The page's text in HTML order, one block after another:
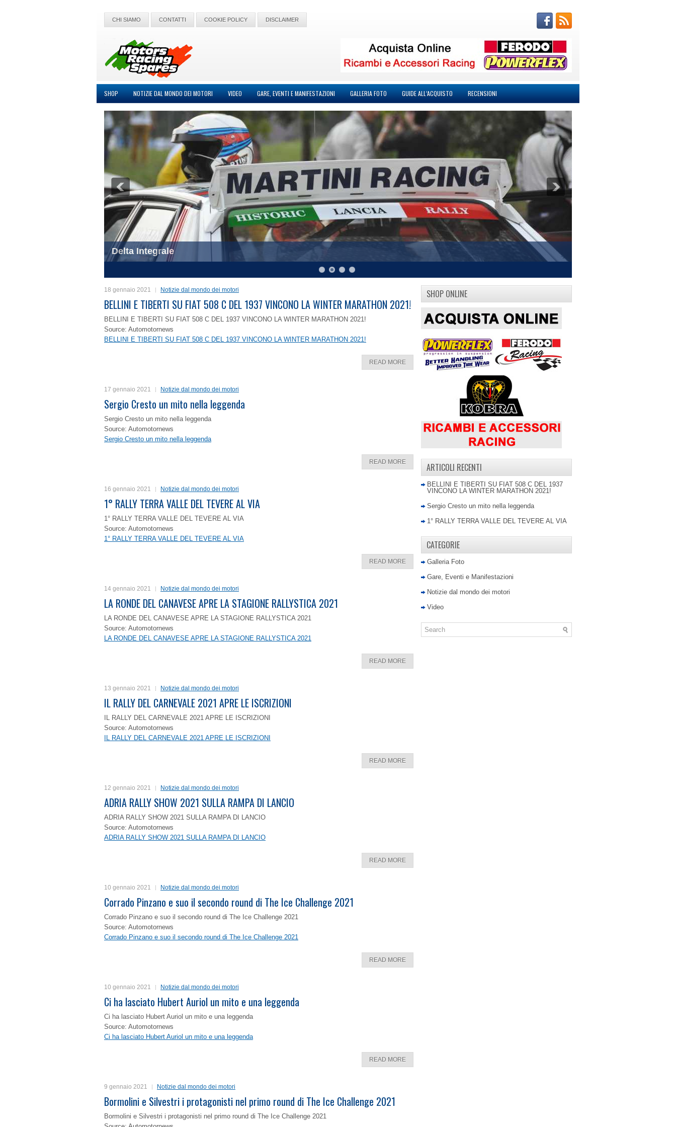
CHI SIAMO CONTATTI COOKIE POLICY DISCLAIMER
SHOP NOTIZIE DAL MONDO DEI MOTORI VIDEO GARE, EVENTI E MANIFESTAZIONI GALLERIA FOTO GUIDE ALL’ACQUISTO RECENSIONI
Delta Integrale
18 gennaio 2021 Notizie dal mondo dei motori
BELLINI E TIBERTI SU FIAT 508 C DEL 1937 VINCONO LA WINTER MARATHON 2021!
BELLINI E TIBERTI SU FIAT 508 C DEL 1937 VINCONO LA WINTER MARATHON 2021!
Source: Automotornews
BELLINI E TIBERTI SU FIAT 508 C DEL 1937 VINCONO LA WINTER MARATHON 2021!
READ MORE
17 gennaio 2021 Notizie dal mondo dei motori
Sergio Cresto un mito nella leggenda
Sergio Cresto un mito nella leggenda
Source: Automotornews
Sergio Cresto un mito nella leggenda
READ MORE
16 gennaio 2021 Notizie dal mondo dei motori
1° RALLY TERRA VALLE DEL TEVERE AL VIA
1° RALLY TERRA VALLE DEL TEVERE AL VIA
Source: Automotornews
1° RALLY TERRA VALLE DEL TEVERE AL VIA
READ MORE
14 gennaio 2021 Notizie dal mondo dei motori
LA RONDE DEL CANAVESE APRE LA STAGIONE RALLYSTICA 2021
LA RONDE DEL CANAVESE APRE LA STAGIONE RALLYSTICA 2021
Source: Automotornews
LA RONDE DEL CANAVESE APRE LA STAGIONE RALLYSTICA 2021
READ MORE
13 gennaio 2021 Notizie dal mondo dei motori
IL RALLY DEL CARNEVALE 2021 APRE LE ISCRIZIONI
IL RALLY DEL CARNEVALE 2021 APRE LE ISCRIZIONI
Source: Automotornews
IL RALLY DEL CARNEVALE 2021 APRE LE ISCRIZIONI
READ MORE
12 gennaio 2021 Notizie dal mondo dei motori
ADRIA RALLY SHOW 2021 SULLA RAMPA DI LANCIO
ADRIA RALLY SHOW 2021 SULLA RAMPA DI LANCIO
Source: Automotornews
ADRIA RALLY SHOW 2021 SULLA RAMPA DI LANCIO
READ MORE
10 gennaio 2021 Notizie dal mondo dei motori
Corrado Pinzano e suo il secondo round di The Ice Challenge 2021
Corrado Pinzano e suo il secondo round di The Ice Challenge 2021
Source: Automotornews
Corrado Pinzano e suo il secondo round di The Ice Challenge 2021
READ MORE
10 gennaio 2021 Notizie dal mondo dei motori
Ci ha lasciato Hubert Auriol un mito e una leggenda
Ci ha lasciato Hubert Auriol un mito e una leggenda
Source: Automotornews
Ci ha lasciato Hubert Auriol un mito e una leggenda
READ MORE
9 gennaio 2021 Notizie dal mondo dei motori
Bormolini e Silvestri i protagonisti nel primo round di The Ice Challenge 2021
Bormolini e Silvestri i protagonisti nel primo round di The Ice Challenge 2021
SHOP ONLINE
ARTICOLI RECENTI
BELLINI E TIBERTI SU FIAT 508 C DEL 1937
VINCONO LA WINTER MARATHON 2021!
Sergio Cresto un mito nella leggenda
1° RALLY TERRA VALLE DEL TEVERE AL VIA
CATEGORIE
Galleria Foto
Gare, Eventi e Manifestazioni
Notizie dal mondo dei motori
Video